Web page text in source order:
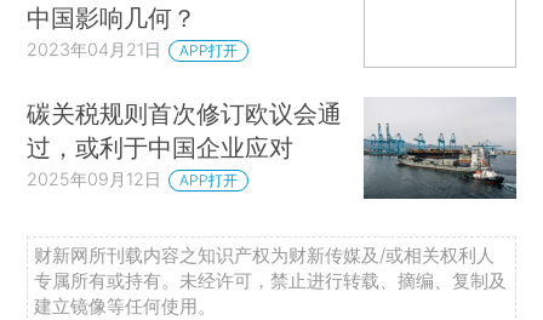
中国影响几何？
2023年04月21日 APP打开
碳关税规则首次修订欧议会通
过，或利于中国企业应对
2025年09月12日 APP打开
财新网所刊载内容之知识产权为财新传媒及/或相关权利人
专属所有或持有。未经许可，禁止进行转载、摘编、复制及
建立镜像等任何使用。